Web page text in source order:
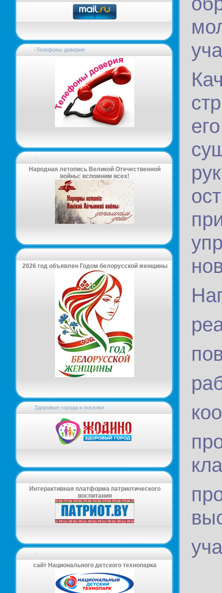
-Телефоны доверия
-
Народная летопись Великой Отечественной
войны: вспомним всех!
2026 год объявлен Годом белорусской женщины
Здоровые города и поселки
Интерактивная платформа патриотического
воспитания
-
сайт Национального детского технопарка